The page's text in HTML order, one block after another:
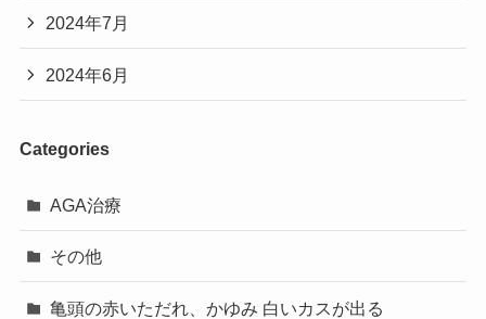
2024年7月
2024年6月
Categories
AGA治療
その他
亀頭の赤いただれ、かゆみ 白いカスが出る